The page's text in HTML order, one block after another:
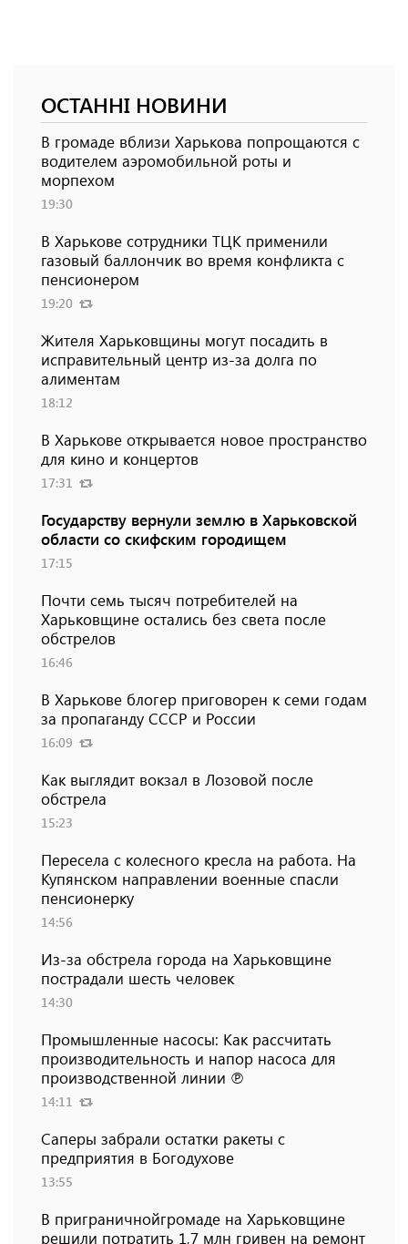
ОСТАННІ НОВИНИ
В громаде вблизи Харькова попрощаются с
водителем аэромобильной роты и
морпехом
19:30
В Харькове сотрудники ТЦК применили
газовый баллончик во время конфликта с
пенсионером
19:20
Жителя Харьковщины могут посадить в
исправительный центр из-за долга по
алиментам
18:12
В Харькове открывается новое пространство
для кино и концертов
17:31
Государству вернули землю в Харьковской
области со скифским городищем
17:15
Почти семь тысяч потребителей на
Харьковщине остались без света после
обстрелов
16:46
В Харькове блогер приговорен к семи годам
за пропаганду СССР и России
16:09
Как выглядит вокзал в Лозовой после
обстрела
15:23
Пересела с колесного кресла на работа. На
Купянском направлении военные спасли
пенсионерку
14:56
Из-за обстрела города на Харьковщине
пострадали шесть человек
14:30
Промышленные насосы: Как рассчитать
производительность и напор насоса для
производственной линии ℗
14:11
Саперы забрали остатки ракеты с
предприятия в Богодухове
13:55
В приграничнойгромаде на Харьковщине
решили потратить 1,7 млн ​​гривен на ремонт